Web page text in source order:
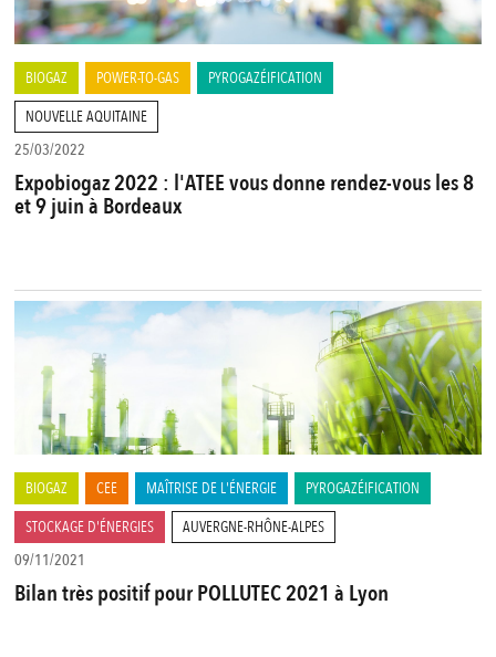
BIOGAZ POWER-TO-GAS
PYROGAZÉIFICATION
NOUVELLE AQUITAINE
25/03/2022
Expobiogaz 2022 : l'ATEE vous donne rendez-vous les 8
et 9 juin à Bordeaux
BIOGAZ CEE MAÎTRISE DE L'ÉNERGIE
PYROGAZÉIFICATION
STOCKAGE D'ÉNERGIES
AUVERGNE-RHÔNE-ALPES
09/11/2021
Bilan très positif pour POLLUTEC 2021 à Lyon